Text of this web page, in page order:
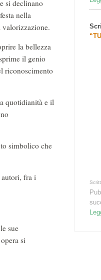
si declinano
nella
valorizzazione.
la bellezza
il genio
riconoscimento
quotidianità e il
simbolico che
fra i
sue
si